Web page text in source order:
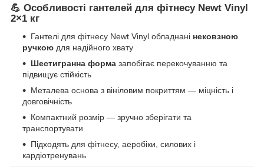
💪 Особливості гантелей для фітнесу Newt Vinyl
2×1 кг
Гантелі для фітнесу Newt Vinyl обладнані нековзною
ручкою для надійного хвату
Шестигранна форма запобігає перекочуванню та
підвищує стійкість
Металева основа з вініловим покриттям — міцність і
довговічність
Компактний розмір — зручно зберігати та
транспортувати
Підходять для фітнесу, аеробіки, силових і
кардіотренувань